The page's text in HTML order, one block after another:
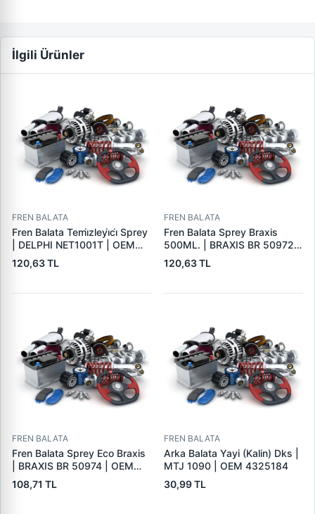
İlgili Ürünler
FREN BALATA
Fren Balata Temi̇zleyi̇ci̇ Sprey
| DELPHI NET1001T | OEM
BALATA SPREYI
120,63 TL
FREN BALATA
Fren Balata Sprey Braxis
500ML. | BRAXIS BR 50972 |
OEM BALATA SPREYI
120,63 TL
FREN BALATA
Fren Balata Sprey Eco Braxis
| BRAXIS BR 50974 | OEM
BALATA SPREYI
108,71 TL
FREN BALATA
Arka Balata Yayi (Kalin) Dks |
MTJ 1090 | OEM 4325184
30,99 TL